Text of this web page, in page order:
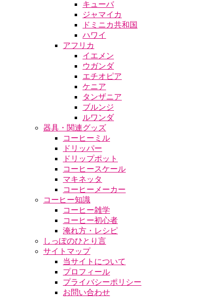
キューバ
ジャマイカ
ドミニカ共和国
ハワイ
アフリカ
イエメン
ウガンダ
エチオピア
ケニア
タンザニア
ブルンジ
ルワンダ
器具・関連グッズ
コーヒーミル
ドリッパー
ドリップポット
コーヒースケール
マキネッタ
コーヒーメーカー
コーヒー知識
コーヒー雑学
コーヒー初心者
淹れ方・レシピ
しっぽのひとり言
サイトマップ
当サイトについて
プロフィール
プライバシーポリシー
お問い合わせ